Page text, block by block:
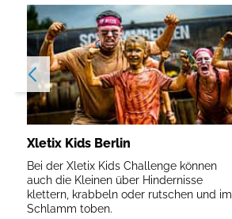
Xletix Kids Berlin
Bei der Xletix Kids Challenge können
auch die Kleinen über Hindernisse
klettern, krabbeln oder rutschen und im
Schlamm toben.